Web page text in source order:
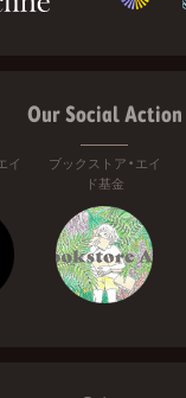
Our Social Action
イ
ブックストア・エイ
ド基金